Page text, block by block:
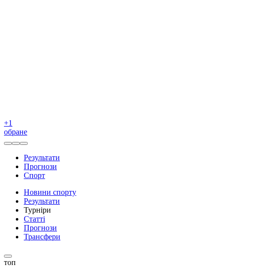
+1
обране
Результати
Прогнози
Спорт
Новини спорту
Результати
Турніри
Статті
Прогнози
Трансфери
топ